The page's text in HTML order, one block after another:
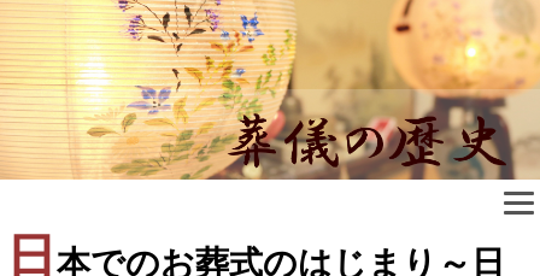
日 本でのお葬式のはじまり～日